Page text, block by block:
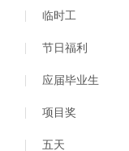
临时工
节日福利
应届毕业生
项目奖
五天